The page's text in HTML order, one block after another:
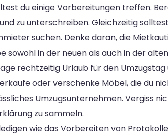
du einige Vorbereitungen treffen.
zu unterschreiben. Gleichzeitig
suchen. Denke daran, die
in der neuen als auch in der
rechtzeitig Urlaub für den
oder verschenke Möbel, die du
Umzugsunternehmen. Vergiss
zu sammeln.
wie das Vorbereiten von